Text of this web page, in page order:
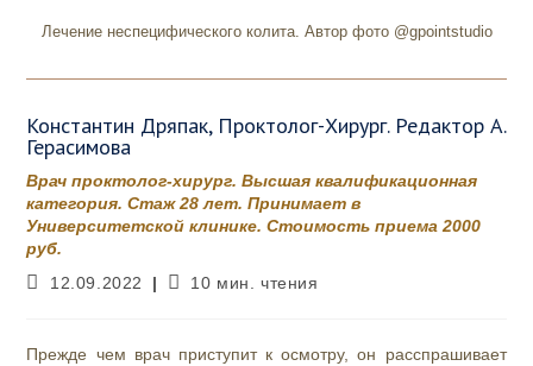
Лечение неспецифического колита. Автор фото @gpointstudio
Константин Дряпак, Проктолог-Хирург. Редактор А.
Герасимова
Врач проктолог-хирург. Высшая квалификационная
категория. Стаж 28 лет. Принимает в
Университетской клинике. Стоимость приема 2000
руб.
Запись
12.09.2022
Время
10 мин. чтения
Прежде чем врач приступит к осмотру, он расспрашивает